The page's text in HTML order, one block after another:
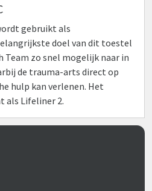
gebruikt als
doel van dit toestel
Team zo snel mogelijk naar in
de trauma-arts direct op
hulp kan verlenen. Het
als Lifeliner 2.